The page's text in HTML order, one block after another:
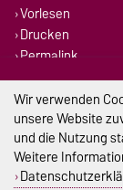
Vorlesen
Drucken
Permalink
Wir verwenden
unsere Website
und die Nutzung
Weitere